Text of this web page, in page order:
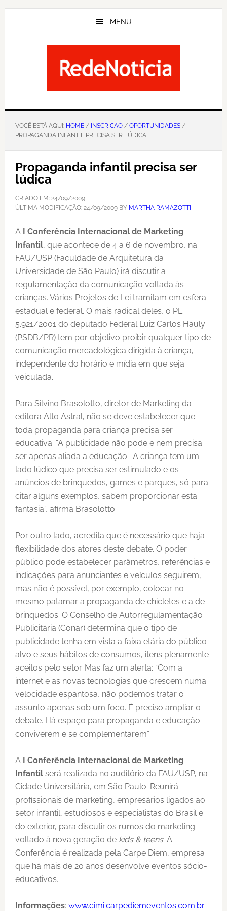
Skip
MENU
VOCÊ ESTÁ AQUI: HOME/ INSCRICAO/ OPORTUNIDADES/
PROPAGANDA INFANTIL PRECISA SER LÚDICA
Propaganda infantil precisa ser
lúdica
CRIADO EM: 24/09/2009,
ÚLTIMA MODIFICAÇÃO: 24/09/2009BY MARTHA RAMAZOTTI
A I Conferência Internacional de Marketing
Infantil, que acontece de 4 a 6 de novembro, na
FAU/USP (Faculdade de Arquitetura da
Universidade de São Paulo) irá discutir a
regulamentação da comunicação voltada às
crianças. Vários Projetos de Lei tramitam em esfera
estadual e federal. O mais radical deles, o PL
5.921/2001 do deputado Federal Luiz Carlos Hauly
(PSDB/PR) tem por objetivo proibir qualquer tipo de
comunicação mercadológica dirigida à criança,
independente do horário e mídia em que seja
veiculada.
Para Silvino Brasolotto, diretor de Marketing da
editora Alto Astral, não se deve estabelecer que
toda propaganda para criança precisa ser
educativa. “A publicidade não pode e nem precisa
ser apenas aliada a educação. A criança tem um
lado lúdico que precisa ser estimulado e os
anúncios de brinquedos, games e parques, só para
citar alguns exemplos, sabem proporcionar esta
fantasia”, afirma Brasolotto.
Por outro lado, acredita que é necessário que haja
flexibilidade dos atores deste debate. O poder
público pode estabelecer parâmetros, referências e
indicações para anunciantes e veículos seguirem,
mas não é possível, por exemplo, colocar no
mesmo patamar a propaganda de chicletes e a de
brinquedos. O Conselho de Autorregulamentação
Publicitária (Conar) determina que o tipo de
publicidade tenha em vista a faixa etária do público-
alvo e seus hábitos de consumos, itens plenamente
aceitos pelo setor. Mas faz um alerta: “Com a
internet e as novas tecnologias que crescem numa
velocidade espantosa, não podemos tratar o
assunto apenas sob um foco. É preciso ampliar o
debate. Há espaço para propaganda e educação
conviverem e se complementarem”.
A I Conferência Internacional de Marketing
Infantilserá realizada no auditório da FAU/USP, na
Cidade Universitária, em São Paulo. Reunirá
profissionais de marketing, empresários ligados ao
setor infantil, estudiosos e especialistas do Brasil e
do exterior, para discutir os rumos do marketing
voltado à nova geração de kids & teens. A
Conferência é realizada pela Carpe Diem, empresa
que há mais de 20 anos desenvolve eventos sócio-
educativos.
Informações: www.cimi.carpediemeventos.com.br